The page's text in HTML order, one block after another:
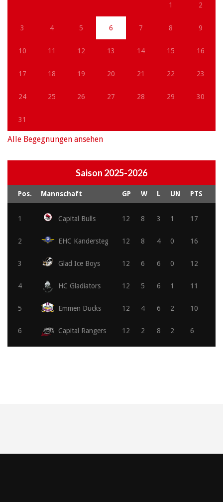
1 2
3 4 5 6 7 8 9
10 11 12 13 14 15 16
17 18 19 20 21 22 23
24 25 26 27 28 29 30
31
Alle Begegnungen ansehen
Saison 2025-2026
Pos. Mannschaft GP W L UN PTS
1 Capital Bulls 12 8 3 1 17
2 EHC Kandersteg 12 8 4 0 16
3 Glad Ice Boys 12 6 6 0 12
4 HC Gladiators 12 5 6 1 11
5 Emmen Ducks 12 4 6 2 10
6 Capital Rangers 12 2 8 2 6